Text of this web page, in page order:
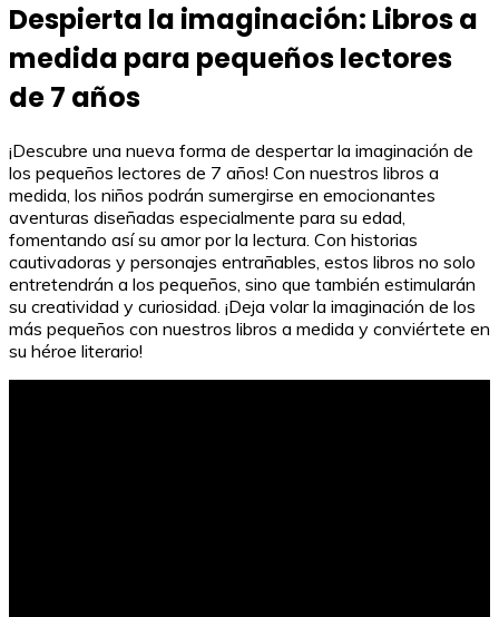
Despierta la imaginación: Libros a
medida para pequeños lectores
de 7 años
¡Descubre una nueva forma de despertar la imaginación de
los pequeños lectores de 7 años! Con nuestros libros a
medida, los niños podrán sumergirse en emocionantes
aventuras diseñadas especialmente para su edad,
fomentando así su amor por la lectura. Con historias
cautivadoras y personajes entrañables, estos libros no solo
entretendrán a los pequeños, sino que también estimularán
su creatividad y curiosidad. ¡Deja volar la imaginación de los
más pequeños con nuestros libros a medida y conviértete en
su héroe literario!